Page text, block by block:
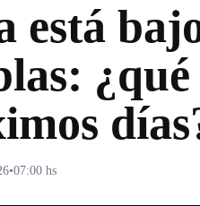
está
•07:00 hs